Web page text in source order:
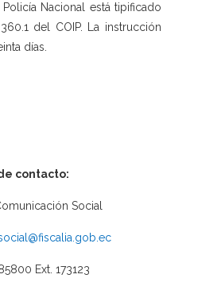
Nacional está tipificado
del COIP. La instrucción
días.
contacto:
Social
Ext. 173123